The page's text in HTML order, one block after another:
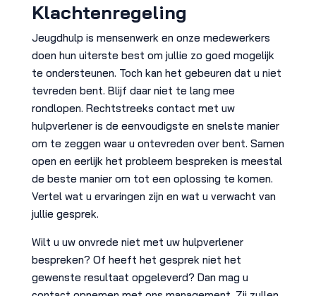
Klachtenregeling
Jeugdhulp is mensenwerk en onze medewerkers
doen hun uiterste best om jullie zo goed mogelijk
te ondersteunen. Toch kan het gebeuren dat u niet
tevreden bent. Blijf daar niet te lang mee
rondlopen. Rechtstreeks contact met uw
hulpverlener is de eenvoudigste en snelste manier
om te zeggen waar u ontevreden over bent. Samen
open en eerlijk het probleem bespreken is meestal
de beste manier om tot een oplossing te komen.
Vertel wat u ervaringen zijn en wat u verwacht van
jullie gesprek.
Wilt u uw onvrede niet met uw hulpverlener
bespreken? Of heeft het gesprek niet het
gewenste resultaat opgeleverd? Dan mag u